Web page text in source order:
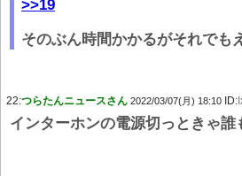
>>19
そのぶん時間かかるがそれでも
22:つらたんニュースさん 2022/03/07(月) 18:10 ID:
インターホンの電源切っときゃ誰